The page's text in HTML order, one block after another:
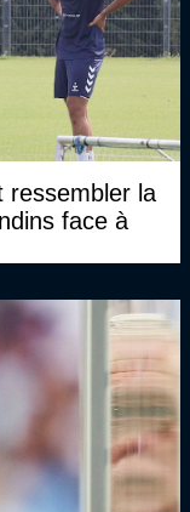
ressembler la
face à